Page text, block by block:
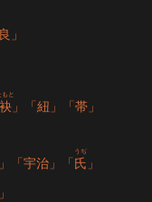
袂
もと
」「紐」「帯」
宇治」「氏
うぢ
」